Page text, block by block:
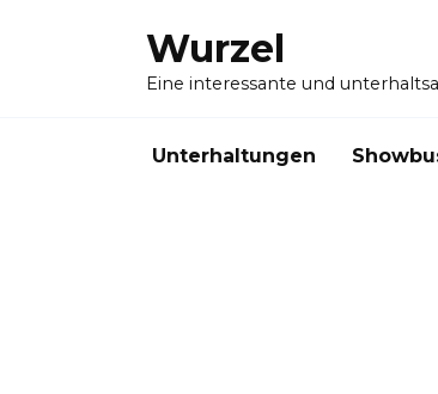
Wurzel
Eine interessante und
Unterhaltungen